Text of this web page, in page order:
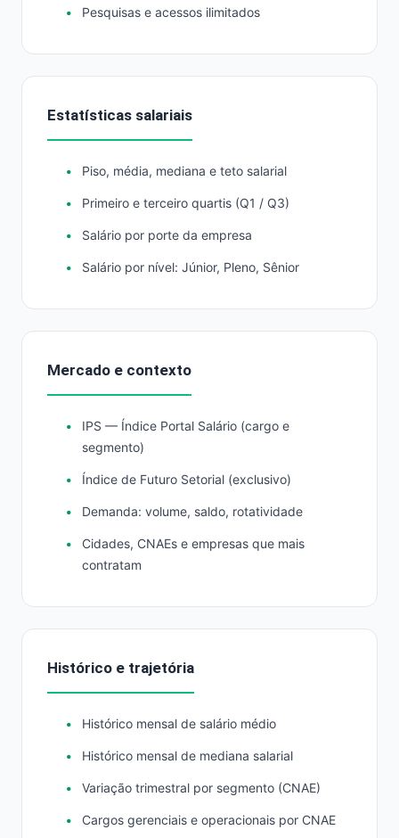
Pesquisas e acessos ilimitados
Estatísticas salariais
Piso, média, mediana e teto salarial
Primeiro e terceiro quartis (Q1 / Q3)
Salário por porte da empresa
Salário por nível: Júnior, Pleno, Sênior
Mercado e contexto
IPS — Índice Portal Salário (cargo e
segmento)
Índice de Futuro Setorial (exclusivo)
Demanda: volume, saldo, rotatividade
Cidades, CNAEs e empresas que mais
contratam
Histórico e trajetória
Histórico mensal de salário médio
Histórico mensal de mediana salarial
Variação trimestral por segmento (CNAE)
Cargos gerenciais e operacionais por CNAE